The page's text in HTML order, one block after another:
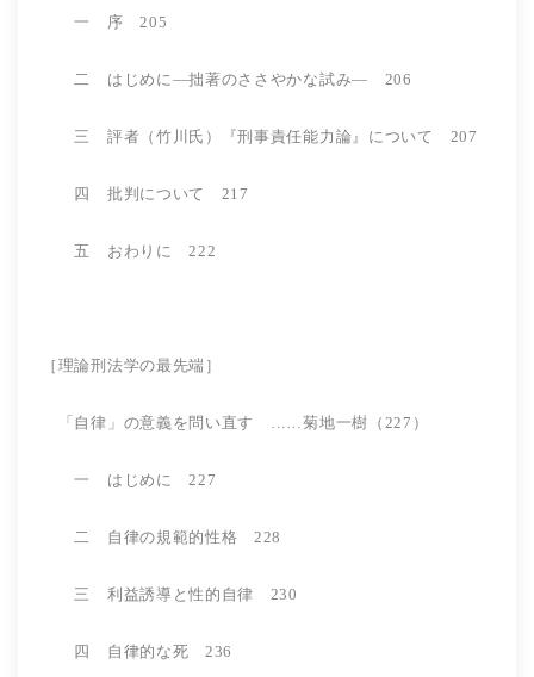
一 序 205
二 はじめに―拙著のささやかな試み― 206
三 評者（竹川氏）『刑事責任能力論』について 207
四 批判について 217
五 おわりに 222
［理論刑法学の最先端］
「自律」の意義を問い直す ……菊地一樹（227）
一 はじめに 227
二 自律の規範的性格 228
三 利益誘導と性的自律 230
四 自律的な死 236